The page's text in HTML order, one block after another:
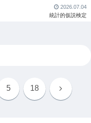
2026.07.04
統計的仮説検定
5 18 次